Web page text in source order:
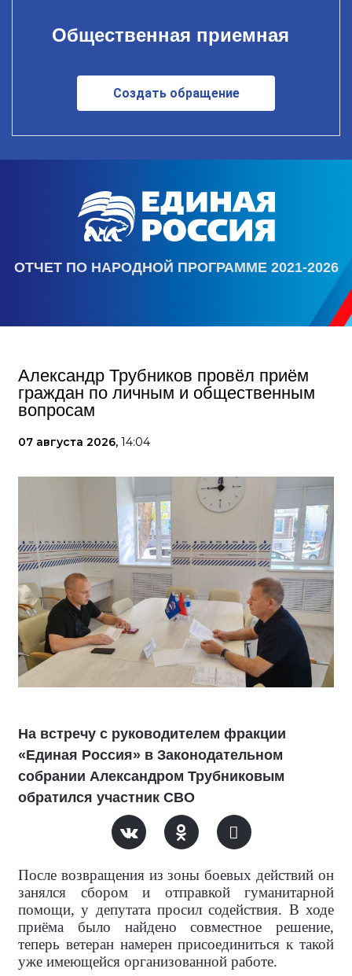
Общественная приемная
Создать обращение
ОТЧЕТ ПО НАРОДНОЙ ПРОГРАММЕ 2021-2026
Александр Трубников провёл приём
граждан по личным и общественным
вопросам
07 августа 2026, 14:04
На встречу с руководителем фракции
«Единая Россия» в Законодательном
собрании Александром Трубниковым
обратился участник СВО
После возвращения из зоны боевых действий он
занялся сбором и отправкой гуманитарной
помощи, у депутата просил содействия. В ходе
приёма было найдено совместное решение,
теперь ветеран намерен присоединиться к такой
уже имеющейся организованной работе.